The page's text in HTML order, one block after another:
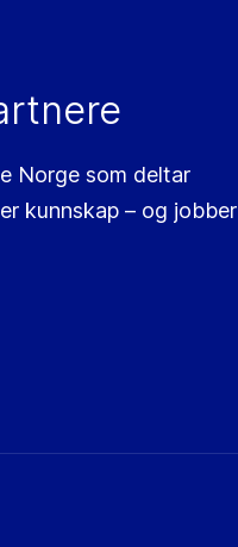
Norge som deltar
kunnskap ­– og jobber